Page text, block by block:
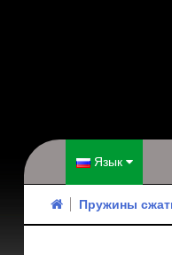
Язык
Пружины